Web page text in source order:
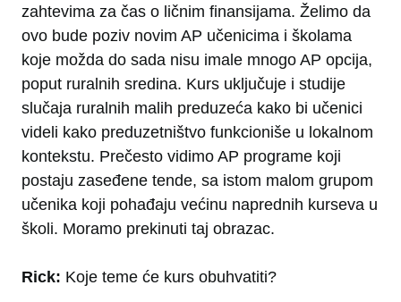
zahtevima za čas o ličnim finansijama. Želimo da
ovo bude poziv novim AP učenicima i školama
koje možda do sada nisu imale mnogo AP opcija,
poput ruralnih sredina. Kurs uključuje i studije
slučaja ruralnih malih preduzeća kako bi učenici
videli kako preduzetništvo funkcioniše u lokalnom
kontekstu. Prečesto vidimo AP programe koji
postaju zaseđene tende, sa istom malom grupom
učenika koji pohađaju većinu naprednih kurseva u
školi. Moramo prekinuti taj obrazac.
Rick: Koje teme će kurs obuhvatiti?